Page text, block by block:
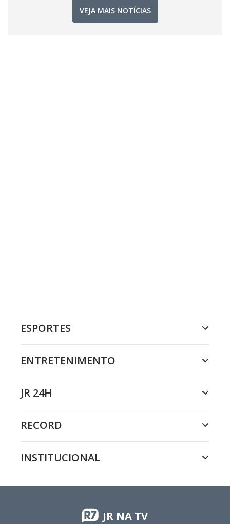
VEJA MAIS NOTÍCIAS
ESPORTES
ENTRETENIMENTO
JR 24H
RECORD
INSTITUCIONAL
JR NA TV